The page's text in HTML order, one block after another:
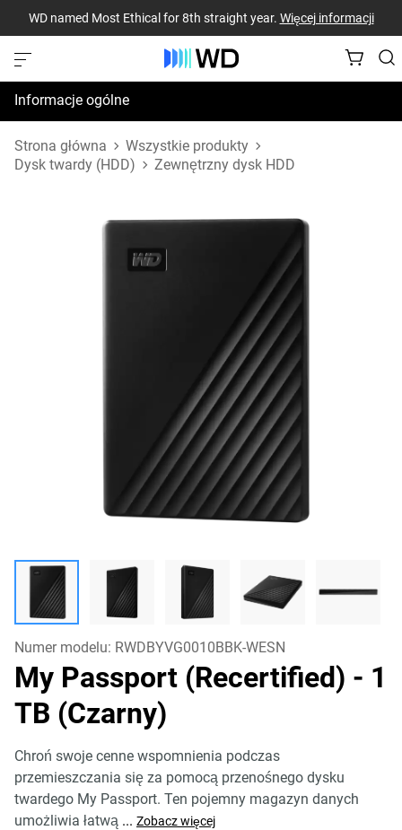
WD named Most Ethical for 8th straight year. Więcej informacji
Informacje ogólne
Dane techniczne
Strona główna
Wszystkie produkty
Dysk twardy (HDD)
Zewnętrzny dysk HDD
Numer modelu: RWDBYVG0010BBK-WESN
My Passport (Recertified) - 1
TB (Czarny)
Chroń swoje cenne wspomnienia podczas
przemieszczania się za pomocą przenośnego dysku
twardego My Passport. Ten pojemny magazyn danych
umożliwia łatwą ... Zobacz więcej